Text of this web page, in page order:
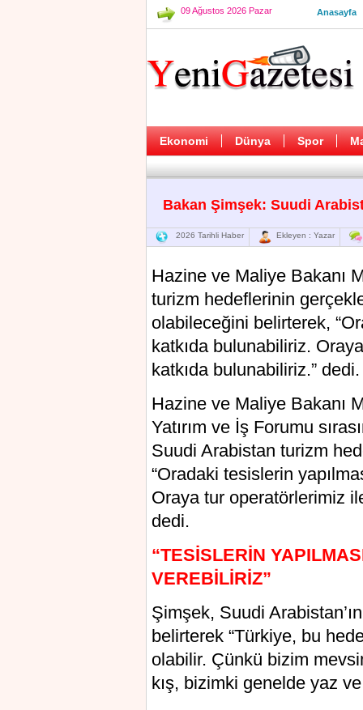
09 Ağustos 2026 Pazar Anasayfa
Ekonomi Dünya Spor
Bakan Şimşek: Suudi
2026 Tarihli Haber Ekleyen : Yazar
Hazine ve Maliye Bakanı
turizm hedeflerinin
olabileceğini belirterek,
katkıda bulunabiliriz.
katkıda bulunabiliriz.” dedi.
Hazine ve Maliye Bakanı
Yatırım ve İş Forumu
Suudi Arabistan turizm
“Oradaki tesislerin
Oraya tur operatörlerimiz
dedi.
“TESİSLERİN
VEREBİLİRİZ”
Şimşek, Suudi
belirterek “Türkiye, bu
olabilir. Çünkü bizim
kış, bizimki genelde yaz